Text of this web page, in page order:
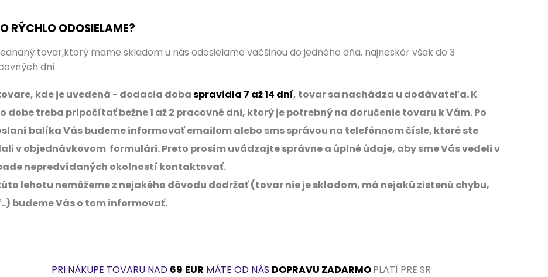
RÝCHLO ODOSIELAME?
tovar,ktorý mame skladom u nás odosielame väčšinou do jedného dňa, najneskôr však do 3
dní.
kde je uvedená - dodacia dobaspravidla 7 až 14 dní, tovar sa nachádza u dodávateľa. K
dobe treba pripočítať bežne 1 až 2 pracovné dni, ktorý je potrebný na doručenie tovaru k Vám. Po
balíka Vás budeme informovať emailom alebo sms správou na telefónnom čísle, ktoré ste
v objednávkovom formulári. Preto prosím uvádzajte správne a úplné údaje, aby sme Vás vedeli v
nepredvídaných okolností kontaktovať.
lehotu nemôžeme z nejakého dôvodu dodržať (tovar nie je skladom, má nejakú zistenú chybu,
budeme Vás o tom informovať.
PRI NÁKUPE TOVARU NAD 69 EUR MÁTE OD NÁS DOPRAVU ZADARMOPLATÍ PRE SR